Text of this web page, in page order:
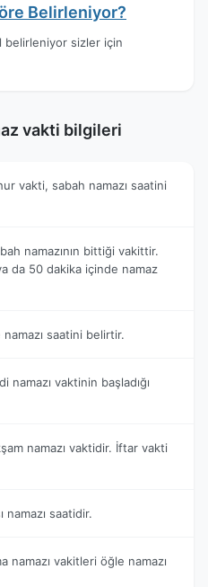
Belirleniyor?
belirleniyor sizler için
vakti bilgileri
vakti, sabah namazı saatini
namazının bittiği vakittir.
da 50 dakika içinde namaz
namazı saatini belirtir.
namazı vaktinin başladığı
namazı vaktidir. İftar vakti
namazı saatidir.
namazı vakitleri öğle namazı